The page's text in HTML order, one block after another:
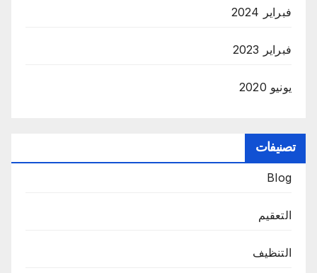
فبراير 2024
فبراير 2023
يونيو 2020
تصنيفات
Blog
التعقيم
التنظيف